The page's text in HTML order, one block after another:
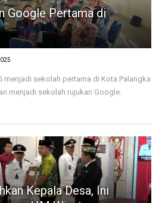
Google Pertama di
menjadi sekolah pertama di Kota Palangka
menjadi sekolah rujukan Google.
Kepala Desa, Ini